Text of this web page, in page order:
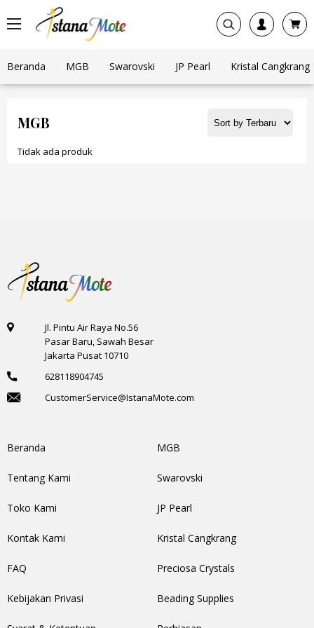
Beranda MGB Swarovski JP Pearl Kristal Cangkrang
MGB
Tidak ada produk
Jl. Pintu Air Raya No.56
Pasar Baru, Sawah Besar
Jakarta Pusat 10710
628118904745
CustomerService@IstanaMote.com
Beranda
Tentang Kami
Toko Kami
Kontak Kami
FAQ
Kebijakan Privasi
MGB
Swarovski
JP Pearl
Kristal Cangkrang
Preciosa Crystals
Beading Supplies